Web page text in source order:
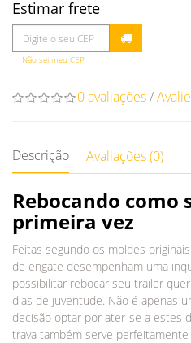
Estimar frete
Não sei meu CEP
0 avaliações/
Descrição Avaliações (0)
Rebocando como
primeira vez
Feitas segundo os moldes
de engate desempenham uma
possibilitar rebocar seu trailer
dias de juventude. Não é apenas
decisão optar por ater-se a estes
trava também serve